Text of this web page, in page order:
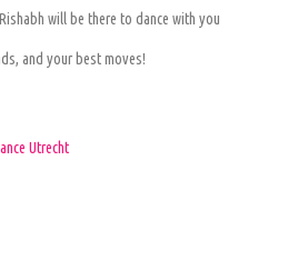
will be there to dance with you
and your best moves!
Utrecht